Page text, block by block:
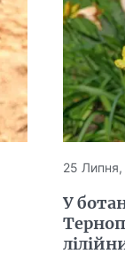
25
У